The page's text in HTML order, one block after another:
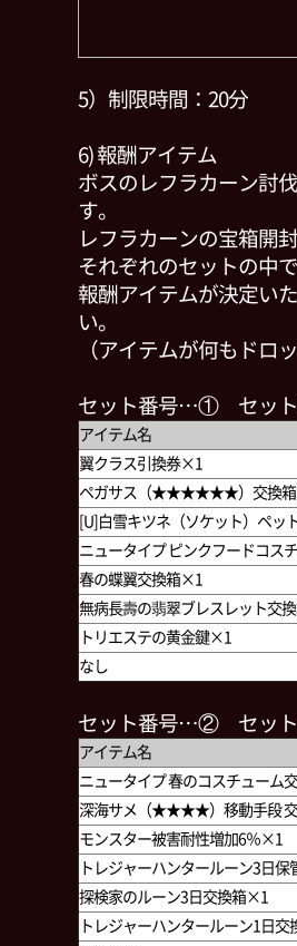
5）制限時間：20分
6) 報酬アイテム
ボスのレフラカーン討
す。
レフラカーンの宝箱
それぞれのセットの中で
報酬アイテムが決定い
い。
（アイテムが何もドロ
セット番号…① セット
アイテム名
翼クラス引換券×1
ペガサス（★★★★★★）交換
[U]白雪キツネ（ソケット）ペッ
ニュータイプ ピンクフードコス
春の蝶翼交換箱×1
無病長壽の翡翠ブレスレット交
トリエステの黄金鍵×1
なし
セット番号…② セット
アイテム名
ニュータイプ 春のコスチューム
深海サメ（★★★★）移動手段
モンスター被害耐性増加6％×1
トレジャーハンタールーン3日保
探検家のルーン3日交換箱×1
トレジャーハンタールーン1日交